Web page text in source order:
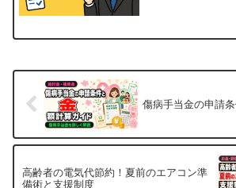
てそれは、**誰で
傷病手当金の申請
高齢者の電気代節約！夏前のエアコン準
備術と支援制度